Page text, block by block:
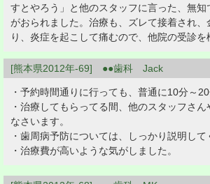
すとやろう」と他のスタッフに言った、無知
がおられました。治療も、ズレて接着され、
り、炎症を起こして痛むので、他院の受診を
[熊本県2012年-69] ●●歯科 Jack
・予約時間通りに行っても、普通に10分～20
・治療してもらってる間、他のスタッフさ
なさいます。
・歯周病予防については、しっかり説明して
・治療費が高いような気がしました。